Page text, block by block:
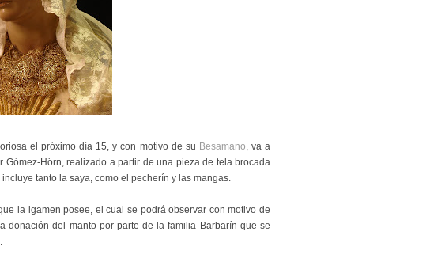
el próximo día 15, y con motivo de su Besamano, va a
Hörn, realizado a partir de una pieza de tela brocada
tanto la saya, como el pecherín y las mangas.
la igamen posee, el cual se podrá observar con motivo de
donación del manto por parte de la familia Barbarín que se